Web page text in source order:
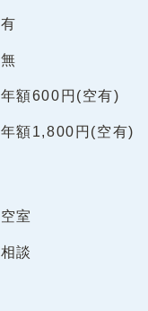
有
無
年額600円(空有)
年額1,800円(空有)
空室
相談